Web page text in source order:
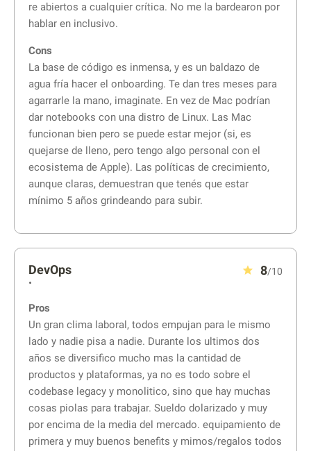
re abiertos a cualquier crítica. No me la bardearon por
hablar en inclusivo.
Cons
La base de código es inmensa, y es un baldazo de
agua fría hacer el onboarding. Te dan tres meses para
agarrarle la mano, imaginate. En vez de Mac podrían
dar notebooks con una distro de Linux. Las Mac
funcionan bien pero se puede estar mejor (si, es
quejarse de lleno, pero tengo algo personal con el
ecosistema de Apple). Las políticas de crecimiento,
aunque claras, demuestran que tenés que estar
mínimo 5 años grindeando para subir.
DevOps
•
8/10
Pros
Un gran clima laboral, todos empujan para le mismo
lado y nadie pisa a nadie. Durante los ultimos dos
años se diversifico mucho mas la cantidad de
productos y plataformas, ya no es todo sobre el
codebase legacy y monolitico, sino que hay muchas
cosas piolas para trabajar. Sueldo dolarizado y muy
por encima de la media del mercado. equipamiento de
primera y muy buenos benefits y mimos/regalos todos